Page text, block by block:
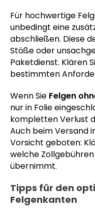
Für hochwertige
unbedingt eine
abschließen. Diese
Stöße oder
Paketdienst. Klären
bestimmten
Wenn Sie Felgen
nur in Folie
kompletten Verlust
Auch beim Versand
Vorsicht geboten:
welche
übernimmt.
Tipps für den
Felgenkanten